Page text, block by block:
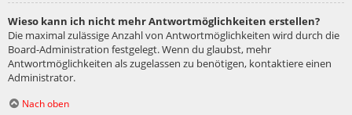
Wieso kann ich nicht mehr Antwortmöglichkeiten erstellen?
Die maximal zulässige Anzahl von Antwortmöglichkeiten wird durch die
Board-Administration festgelegt. Wenn du glaubst, mehr
Antwortmöglichkeiten als zugelassen zu benötigen, kontaktiere einen
Administrator.
Nach oben